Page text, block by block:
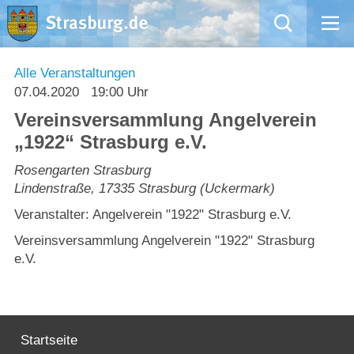
Mängelmeldung
Rathaus
Natur – Kultur – Tourismus
Wirtschaft
Willkommen in Strasburg (Uckermark)
Alle Veranstaltungen
07.04.2020
19:00 Uhr
Vereinsversammlung Angelverein
„1922“ Strasburg e.V.
Rosengarten Strasburg
Lindenstraße,17335 Strasburg (Uckermark)
Veranstalter: Angelverein "1922" Strasburg e.V.
Vereinsversammlung Angelverein "1922" Strasburg
e.V.
Startseite